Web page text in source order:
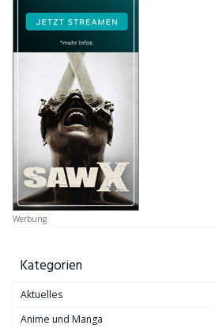
Werbung
Kategorien
Aktuelles
Anime und Manga